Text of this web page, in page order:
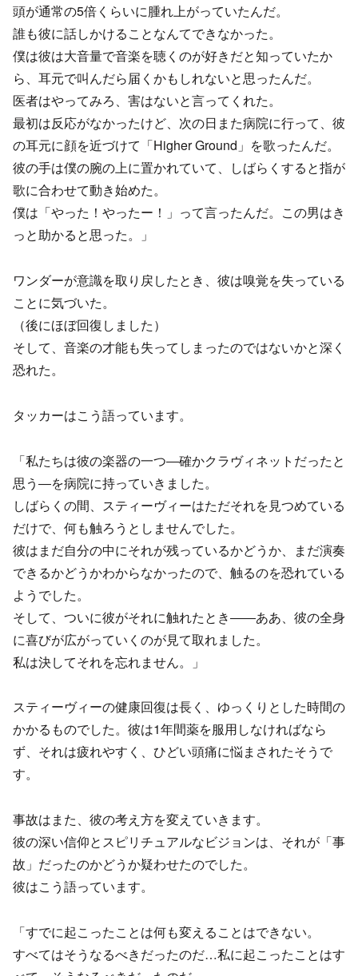
頭が通常の5倍くらいに腫れ上がっていたんだ。
誰も彼に話しかけることなんてできなかった。
僕は彼は大音量で音楽を聴くのが好きだと知っていたか
ら、耳元で叫んだら届くかもしれないと思ったんだ。
医者はやってみろ、害はないと言ってくれた。
最初は反応がなかったけど、次の日また病院に行って、彼
の耳元に顔を近づけて「Higher Ground」を歌ったんだ。
彼の手は僕の腕の上に置かれていて、しばらくすると指が
歌に合わせて動き始めた。
僕は「やった！やったー！」って言ったんだ。この男はき
っと助かると思った。」
ワンダーが意識を取り戻したとき、彼は嗅覚を失っている
ことに気づいた。
（後にほぼ回復しました）
そして、音楽の才能も失ってしまったのではないかと深く
恐れた。
タッカーはこう語っています。
「私たちは彼の楽器の一つ―確かクラヴィネットだったと
思う―を病院に持っていきました。
しばらくの間、スティーヴィーはただそれを見つめている
だけで、何も触ろうとしませんでした。
彼はまだ自分の中にそれが残っているかどうか、まだ演奏
できるかどうかわからなかったので、触るのを恐れている
ようでした。
そして、ついに彼がそれに触れたとき――ああ、彼の全身
に喜びが広がっていくのが見て取れました。
私は決してそれを忘れません。」
スティーヴィーの健康回復は長く、ゆっくりとした時間の
かかるものでした。彼は1年間薬を服用しなければなら
ず、それは疲れやすく、ひどい頭痛に悩まされたそうで
す。
事故はまた、彼の考え方を変えていきます。
彼の深い信仰とスピリチュアルなビジョンは、それが「事
故」だったのかどうか疑わせたのでした。
彼はこう語っています。
「すでに起こったことは何も変えることはできない。
すべてはそうなるべきだったのだ…私に起こったことはす